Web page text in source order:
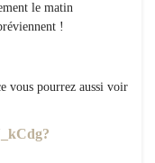
le matin
!
vous pourrez aussi voir